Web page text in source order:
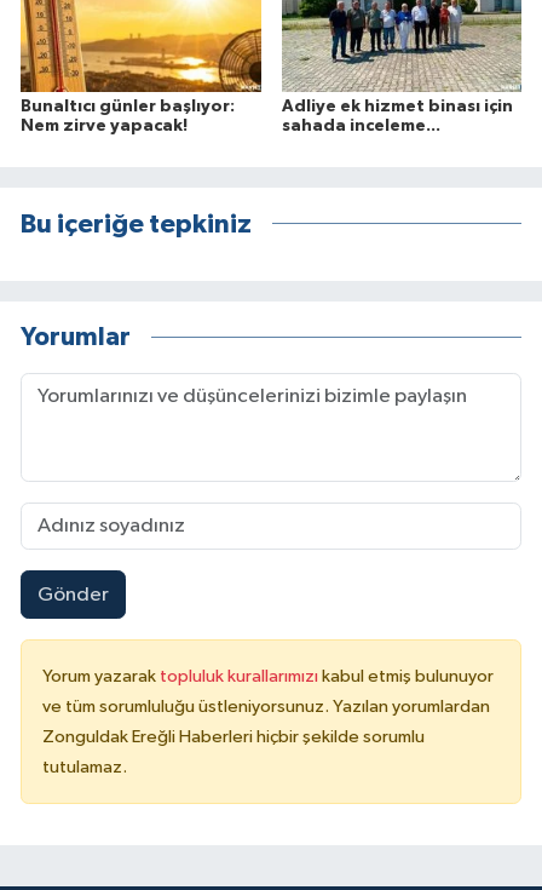
Bunaltıcı günler başlıyor:
Nem zirve yapacak!
Adliye ek hizmet binası için
sahada inceleme...
Bu içeriğe tepkiniz
Yorumlar
Gönder
Yorum yazarak topluluk kurallarımızı kabul etmiş bulunuyor
ve tüm sorumluluğu üstleniyorsunuz. Yazılan yorumlardan
Zonguldak Ereğli Haberleri hiçbir şekilde sorumlu
tutulamaz.